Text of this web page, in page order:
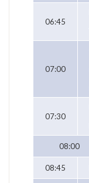
06:45
07:00
07:30
08:00
08:45